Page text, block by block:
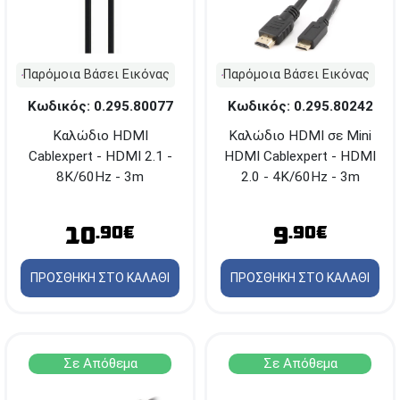
Η Διαθεσιμότητα μεταβάλλεται συνεχώς
Παρόμοια Βάσει Εικόνας
Κωδικός: 0.295.80077
Καλώδιο HDMI
Cablexpert - HDMI 2.1 -
8K/60Hz - 3m
10.90€
ΠΡΟΣΘΗΚΗ ΣΤΟ ΚΑΛΑΘΙ
Παρόμοια Βάσει Εικόνας
Κωδικός: 0.295.80242
Καλώδιο HDMI σε Mini
HDMI Cablexpert - HDMI
2.0 - 4K/60Hz - 3m
9.90€
ΠΡΟΣΘΗΚΗ ΣΤΟ ΚΑΛΑΘΙ
Σε Απόθεμα Σε Απόθεμα